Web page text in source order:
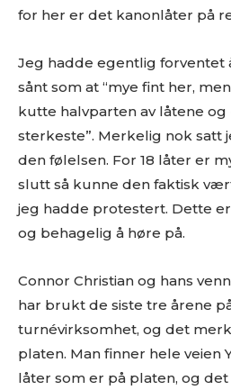
for her er det kanonlåter på
Jeg hadde egentlig forventet
sånt som at “mye fint her,
kutte halvparten av låtene
sterkeste”. Merkelig nok satt
den følelsen. For 18 låter er
slutt så kunne den faktisk
jeg hadde protestert. Dette
og behagelig å høre på.
Connor Christian og hans
har brukt de siste tre årene
turnévirksomhet, og det
platen. Man finner hele veien
låter som er på platen, og